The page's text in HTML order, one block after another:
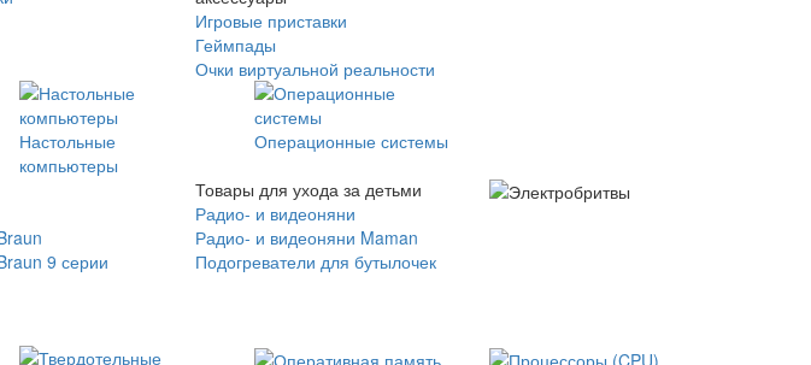
Игровые приставки
Геймпады
Очки виртуальной реальности
Настольные
компьютеры
Операционные системы
9 серии
Товары для ухода за детьми
Радио- и видеоняни
Радио- и видеоняни Maman
Подогреватели для бутылочек